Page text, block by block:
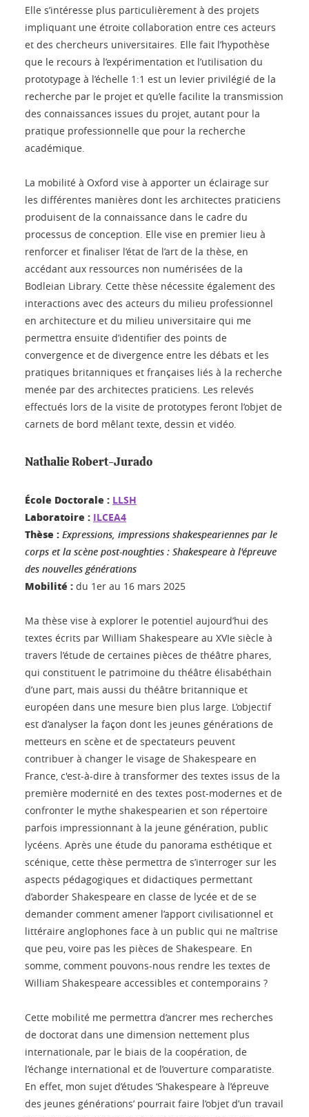
Elle s’intéresse plus particulièrement à des projets
impliquant une étroite collaboration entre ces acteurs
et des chercheurs universitaires. Elle fait l’hypothèse
que le recours à l’expérimentation et l’utilisation du
prototypage à l’échelle 1:1 est un levier privilégié de la
recherche par le projet et qu’elle facilite la transmission
des connaissances issues du projet, autant pour la
pratique professionnelle que pour la recherche
académique.
La mobilité à Oxford vise à apporter un éclairage sur
les différentes manières dont les architectes praticiens
produisent de la connaissance dans le cadre du
processus de conception. Elle vise en premier lieu à
renforcer et finaliser l’état de l’art de la thèse, en
accédant aux ressources non numérisées de la
Bodleian Library. Cette thèse nécessite également des
interactions avec des acteurs du milieu professionnel
en architecture et du milieu universitaire qui me
permettra ensuite d’identifier des points de
convergence et de divergence entre les débats et les
pratiques britanniques et françaises liés à la recherche
menée par des architectes praticiens. Les relevés
effectués lors de la visite de prototypes feront l’objet de
carnets de bord mêlant texte, dessin et vidéo.
Nathalie Robert-Jurado
École Doctorale : LLSH
Laboratoire : ILCEA4
Thèse : Expressions, impressions shakespeariennes par le
corps et la scène post-noughties : Shakespeare à l'épreuve
des nouvelles générations
Mobilité : du 1er au 16 mars 2025
Ma thèse vise à explorer le potentiel aujourd’hui des
textes écrits par William Shakespeare au XVIe siècle à
travers l’étude de certaines pièces de théâtre phares,
qui constituent le patrimoine du théâtre élisabéthain
d’une part, mais aussi du théâtre britannique et
européen dans une mesure bien plus large. L’objectif
est d’analyser la façon dont les jeunes générations de
metteurs en scène et de spectateurs peuvent
contribuer à changer le visage de Shakespeare en
France, c'est-à-dire à transformer des textes issus de la
première modernité en des textes post-modernes et de
confronter le mythe shakespearien et son répertoire
parfois impressionnant à la jeune génération, public
lycéens. Après une étude du panorama esthétique et
scénique, cette thèse permettra de s’interroger sur les
aspects pédagogiques et didactiques permettant
d’aborder Shakespeare en classe de lycée et de se
demander comment amener l’apport civilisationnel et
littéraire anglophones face à un public qui ne maîtrise
que peu, voire pas les pièces de Shakespeare. En
somme, comment pouvons-nous rendre les textes de
William Shakespeare accessibles et contemporains ?
Cette mobilité me permettra d’ancrer mes recherches
de doctorat dans une dimension nettement plus
internationale, par le biais de la coopération, de
l’échange international et de l’ouverture comparatiste.
En effet, mon sujet d’études ‘Shakespeare à l’épreuve
des jeunes générations’ pourrait faire l’objet d’un travail